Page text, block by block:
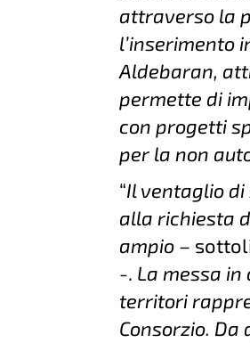
attraverso la
l’inserimento
Aldebaran,
permette di
con progetti
per la non
“Il ventaglio
alla richiesta
ampio –
-. La messa
territori
Consorzio.